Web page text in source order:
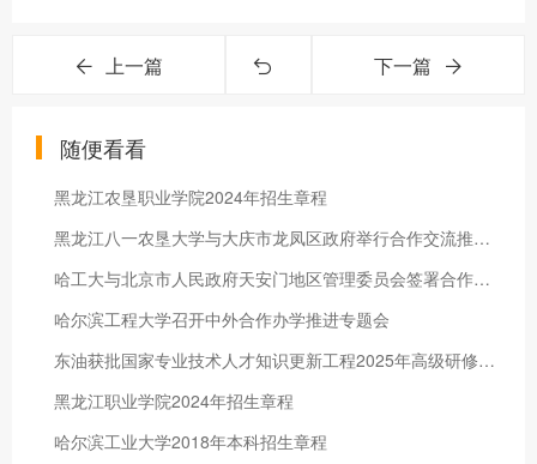
上一篇 下一篇
随便看看
黑龙江农垦职业学院2024年招生章程
黑龙江八一农垦大学与大庆市龙凤区政府举行合作交流推进会
哈工大与北京市人民政府天安门地区管理委员会签署合作共建协议
哈尔滨工程大学召开中外合作办学推进专题会
东油获批国家专业技术人才知识更新工程2025年高级研修项目
黑龙江职业学院2024年招生章程
哈尔滨工业大学2018年本科招生章程